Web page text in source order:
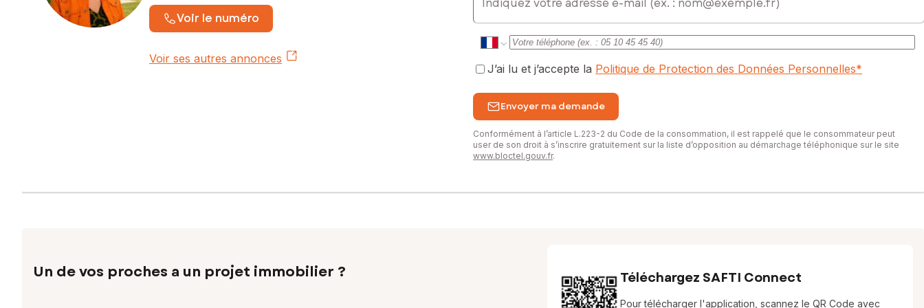
Prestations homogènes : double vitrage, volets électriques, chauffage électrique
Une propriété aux multiples dimensions
Vous avez aussi la possibilité d'acquérir la 1ère maison avec piscine seule sans celle louée. Me consulter pour plus de renseignements.
Voir le numéro
Voir ses autres annonces
J’ai lu et j’accepte la Politique de Protection des Données Personnelles*
Envoyer ma demande
Conformément à l’article L.223-2 du Code de la consommation, il est rappelé que le consommateur peut
user de son droit à s’inscrire gratuitement sur la liste d’opposition au démarchage téléphonique sur le site
www.bloctel.gouv.fr.
Un de vos proches a un projet immobilier ? Téléchargez SAFTI Connect
Pour télécharger l'application, scannez le QR Code avec